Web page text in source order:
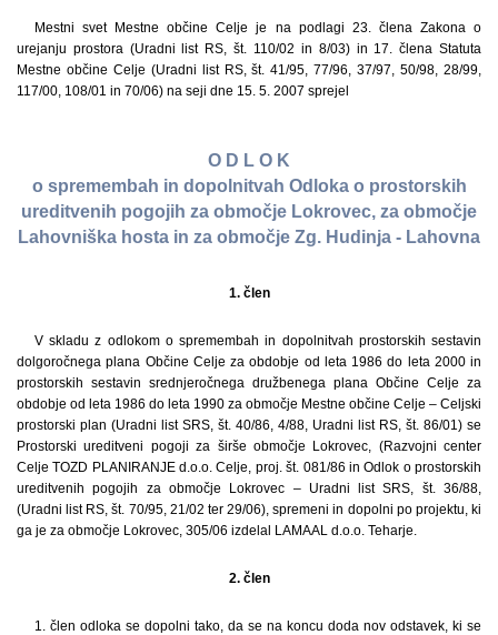
Mestni svet Mestne občine Celje je na podlagi 23. člena Zakona o
urejanju prostora (Uradni list RS, št. 110/02 in 8/03) in 17. člena Statuta
Mestne občine Celje (Uradni list RS, št. 41/95, 77/96, 37/97, 50/98, 28/99,
117/00, 108/01 in 70/06) na seji dne 15. 5. 2007 sprejel
O D L O K
o spremembah in dopolnitvah Odloka o prostorskih
ureditvenih pogojih za območje Lokrovec, za območje
Lahovniška hosta in za območje Zg. Hudinja - Lahovna
1. člen
V skladu z odlokom o spremembah in dopolnitvah prostorskih sestavin
dolgoročnega plana Občine Celje za obdobje od leta 1986 do leta 2000 in
prostorskih sestavin srednjeročnega družbenega plana Občine Celje za
obdobje od leta 1986 do leta 1990 za območje Mestne občine Celje – Celjski
prostorski plan (Uradni list SRS, št. 40/86, 4/88, Uradni list RS, št. 86/01) se
Prostorski ureditveni pogoji za širše območje Lokrovec, (Razvojni center
Celje TOZD PLANIRANJE d.o.o. Celje, proj. št. 081/86 in Odlok o prostorskih
ureditvenih pogojih za območje Lokrovec – Uradni list SRS, št. 36/88,
(Uradni list RS, št. 70/95, 21/02 ter 29/06), spremeni in dopolni po projektu, ki
ga je za območje Lokrovec, 305/06 izdelal LAMAAL d.o.o. Teharje.
2. člen
1. člen odloka se dopolni tako, da se na koncu doda nov odstavek, ki se